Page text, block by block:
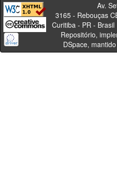
Av. Sete de
3165 - Rebouças
Curitiba -
Repositório,
DSpace,